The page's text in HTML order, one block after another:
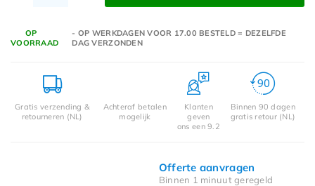
OP
VOORRAAD
- OP WERKDAGEN VOOR 17.00 BESTELD = DEZELFDE
DAG VERZONDEN
Gratis verzending &
retourneren (NL)
Achteraf betalen
mogelijk
Klanten
geven
ons een 9.2
Binnen 90 dagen
gratis retour (NL)
Offerte aanvragen
Binnen 1 minuut geregeld